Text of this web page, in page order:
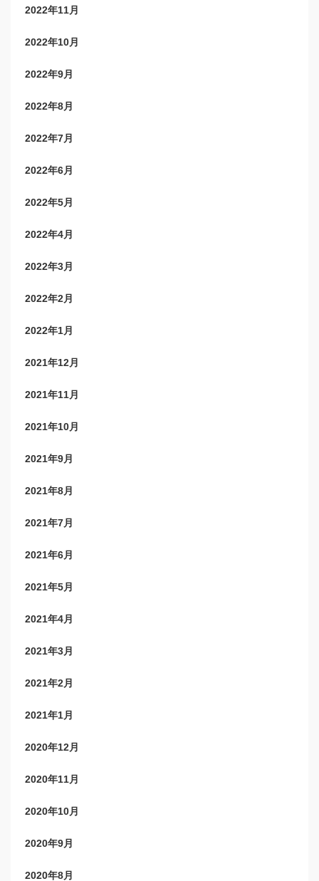
2022年11月
2022年10月
2022年9月
2022年8月
2022年7月
2022年6月
2022年5月
2022年4月
2022年3月
2022年2月
2022年1月
2021年12月
2021年11月
2021年10月
2021年9月
2021年8月
2021年7月
2021年6月
2021年5月
2021年4月
2021年3月
2021年2月
2021年1月
2020年12月
2020年11月
2020年10月
2020年9月
2020年8月